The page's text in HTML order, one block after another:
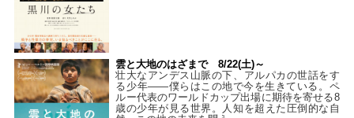
雲と大地のはざまで 8/22(土)～
壮大なアンデス山脈の下、アルパカの世話をす
る少年――僕らはこの地で今を生きている。ペ
ルー代表のワールドカップ出場に期待を寄せる8
歳の少年が見る世界。人知を超えた圧倒的な自